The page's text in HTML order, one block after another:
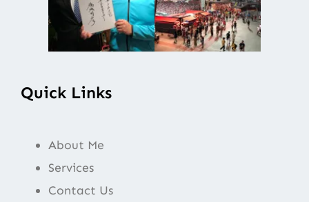
Quick Links
About Me
Services
Contact Us